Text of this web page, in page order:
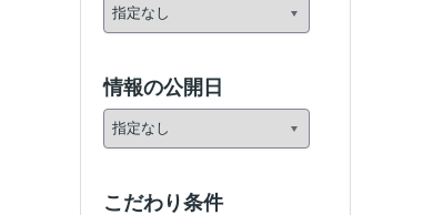
情報の公開日
こだわり条件